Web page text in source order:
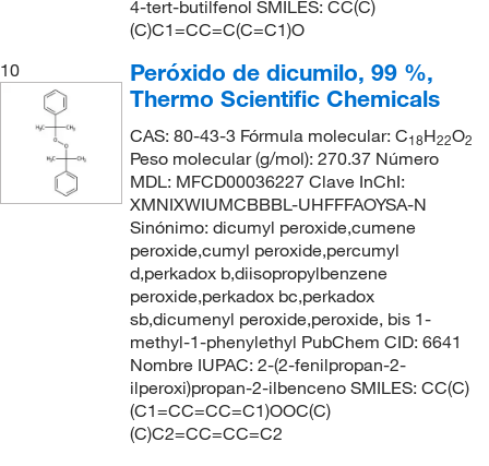
4-tert-butilfenol SMILES: CC(C)
(C)C1=CC=C(C=C1)O
10
Peróxido de dicumilo, 99 %,
Thermo Scientific Chemicals
CAS: 80-43-3 Fórmula molecular: C18H22O2
Peso molecular (g/mol): 270.37 Número
MDL: MFCD00036227 Clave InChI:
XMNIXWIUMCBBBL-UHFFFAOYSA-N
Sinónimo: dicumyl peroxide,cumene
peroxide,cumyl peroxide,percumyl
d,perkadox b,diisopropylbenzene
peroxide,perkadox bc,perkadox
sb,dicumenyl peroxide,peroxide, bis 1-
methyl-1-phenylethyl PubChem CID: 6641
Nombre IUPAC: 2-(2-fenilpropan-2-
ilperoxi)propan-2-ilbenceno SMILES: CC(C)
(C1=CC=CC=C1)OOC(C)
(C)C2=CC=CC=C2